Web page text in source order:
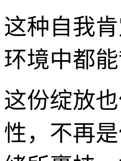
这种自我
环境中都
这份绽放
性，不再